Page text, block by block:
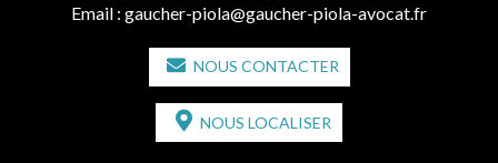
Email : gaucher-piola@gaucher-piola-avocat.fr
NOUS CONTACTER
NOUS LOCALISER